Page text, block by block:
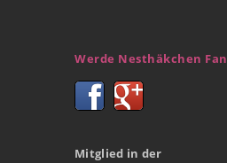
Werde Nesthäkchen Fan
Mitglied in der